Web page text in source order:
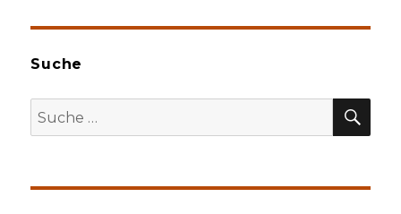
Suche
Suche
nach: